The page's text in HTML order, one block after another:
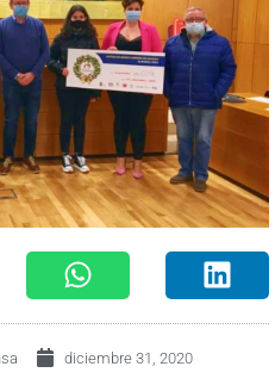
diciembre 31, 2020